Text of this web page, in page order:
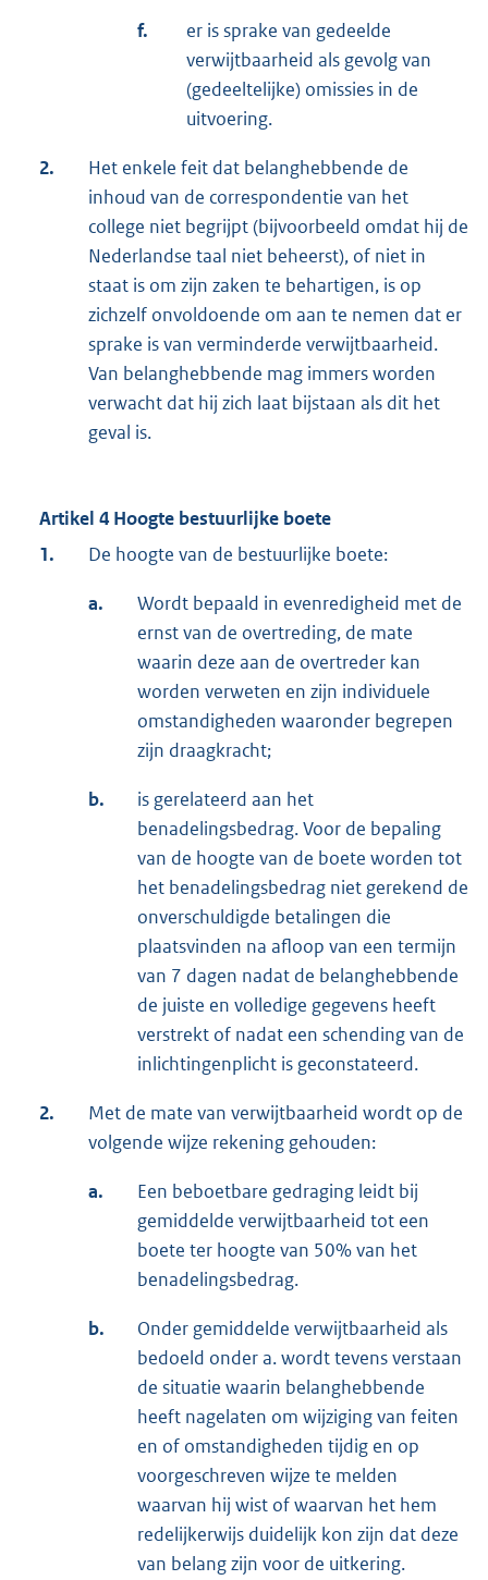
f.
er is sprake van gedeelde
verwijtbaarheid als gevolg van
(gedeeltelijke) omissies in de
uitvoering.
2.
Het enkele feit dat belanghebbende de
inhoud van de correspondentie van het
college niet begrijpt (bijvoorbeeld omdat hij de
Nederlandse taal niet beheerst), of niet in
staat is om zijn zaken te behartigen, is op
zichzelf onvoldoende om aan te nemen dat er
sprake is van verminderde verwijtbaarheid.
Van belanghebbende mag immers worden
verwacht dat hij zich laat bijstaan als dit het
geval is.
Artikel 4 Hoogte bestuurlijke boete
1.
De hoogte van de bestuurlijke boete:
a.
Wordt bepaald in evenredigheid met de
ernst van de overtreding, de mate
waarin deze aan de overtreder kan
worden verweten en zijn individuele
omstandigheden waaronder begrepen
zijn draagkracht;
b.
is gerelateerd aan het
benadelingsbedrag. Voor de bepaling
van de hoogte van de boete worden tot
het benadelingsbedrag niet gerekend de
onverschuldigde betalingen die
plaatsvinden na afloop van een termijn
van 7 dagen nadat de belanghebbende
de juiste en volledige gegevens heeft
verstrekt of nadat een schending van de
inlichtingenplicht is geconstateerd.
2.
Met de mate van verwijtbaarheid wordt op de
volgende wijze rekening gehouden:
a.
Een beboetbare gedraging leidt bij
gemiddelde verwijtbaarheid tot een
boete ter hoogte van 50% van het
benadelingsbedrag.
b.
Onder gemiddelde verwijtbaarheid als
bedoeld onder a. wordt tevens verstaan
de situatie waarin belanghebbende
heeft nagelaten om wijziging van feiten
en of omstandigheden tijdig en op
voorgeschreven wijze te melden
waarvan hij wist of waarvan het hem
redelijkerwijs duidelijk kon zijn dat deze
van belang zijn voor de uitkering.